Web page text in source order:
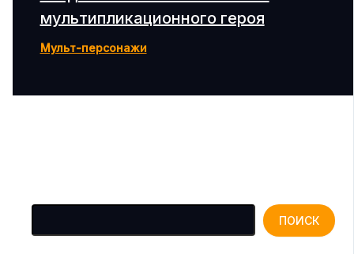
ПОИСК
мультипликационного героя
Мульт-персонажи